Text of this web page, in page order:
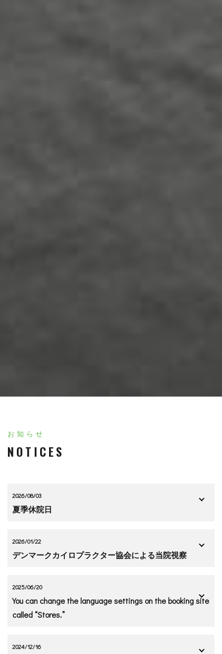
お知らせ
NOTICES
2026/08/03
夏季休院日
2026/01/22
デンマークカイロプラクター協会による当院視察
2025/06/20
You can change the language settings on the booking site
called “Stores.”
2024/12/16